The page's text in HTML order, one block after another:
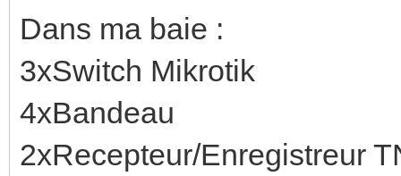
Dans ma baie :
3xSwitch Mikrotik
4xBandeau
2xRecepteur/Enregistreur